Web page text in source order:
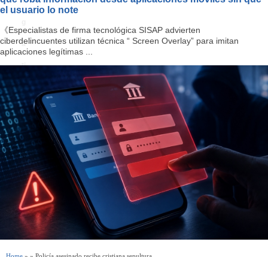
a
ti
o
n
el usuario lo note
《Especialistas de firma tecnológica SISAP advierten
ciberdelincuentes utilizan técnica “ Screen Overlay” para imitan
aplicaciones legítimas ...